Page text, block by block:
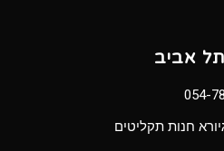
תל אביב
054-